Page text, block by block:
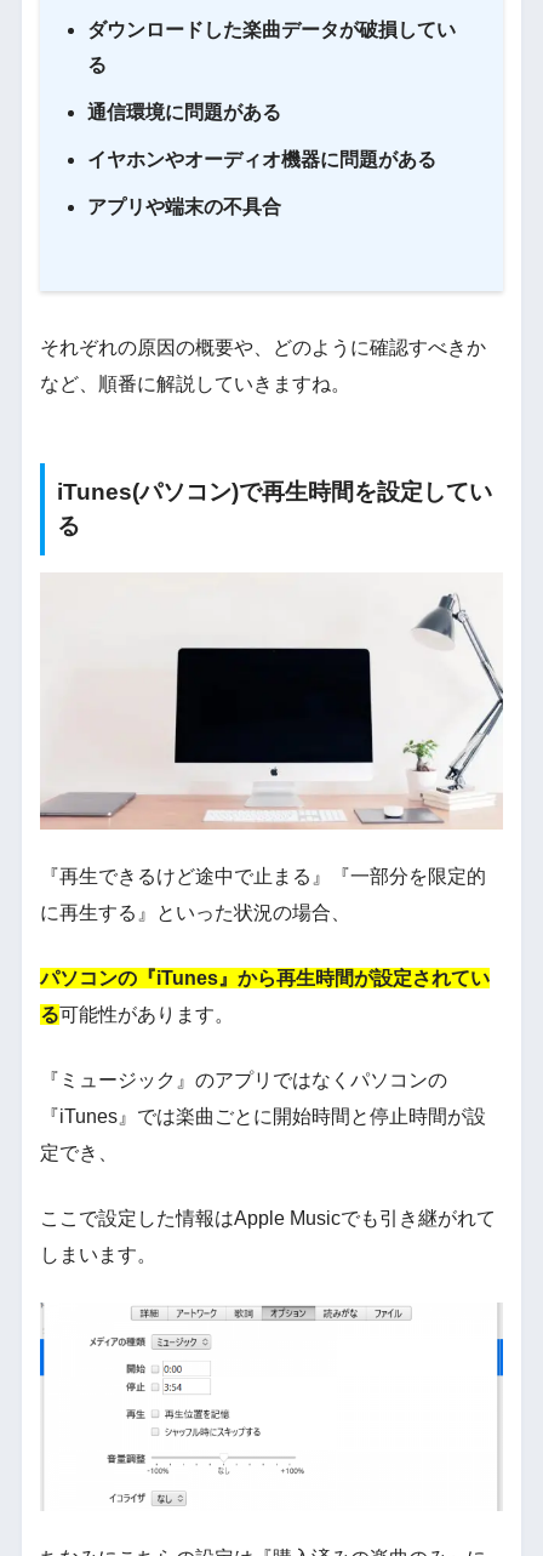
ダウンロードした楽曲データが破損してい
る
通信環境に問題がある
イヤホンやオーディオ機器に問題がある
アプリや端末の不具合
それぞれの原因の概要や、どのように確認すべきか
など、順番に解説していきますね。
iTunes(パソコン)で再生時間を設定してい
る
『再生できるけど途中で止まる』『一部分を限定的
に再生する』といった状況の場合、
パソコンの『iTunes』から再生時間が設定されてい
る可能性があります。
『ミュージック』のアプリではなくパソコンの
『iTunes』では楽曲ごとに開始時間と停止時間が設
定でき、
ここで設定した情報はApple Musicでも引き継がれて
しまいます。